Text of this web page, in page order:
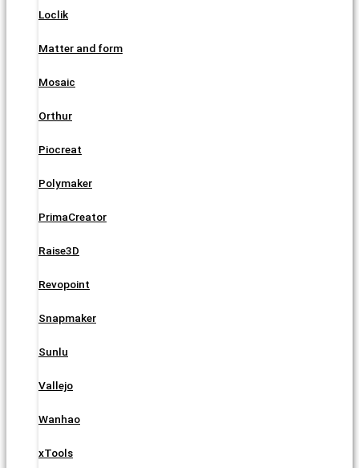
Loclik
Matter and form
Mosaic
Orthur
Piocreat
Polymaker
PrimaCreator
Raise3D
Revopoint
Snapmaker
Sunlu
Vallejo
Wanhao
xTools